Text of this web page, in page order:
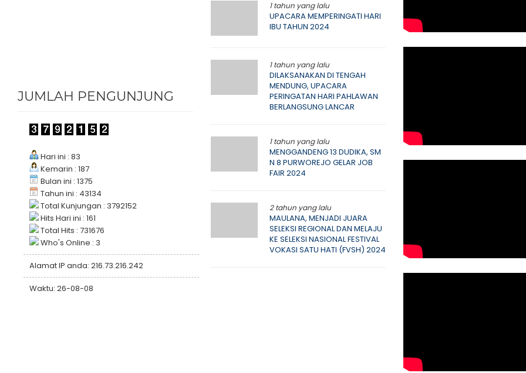
JUMLAH PENGUNJUNG
Hari ini : 83
Kemarin : 187
Bulan ini : 1375
Tahun ini : 43134
Total Kunjungan : 3792152
Hits Hari ini : 161
Total Hits : 731676
Who's Online : 3
Alamat IP anda: 216.73.216.242
Waktu: 26-08-08
1 tahun yang lalu
UPACARA MEMPERINGATI HARI
IBU TAHUN 2024
1 tahun yang lalu
DILAKSANAKAN DI TENGAH
MENDUNG, UPACARA
PERINGATAN HARI PAHLAWAN
BERLANGSUNG LANCAR
1 tahun yang lalu
MENGGANDENG 13 DUDIKA, SM
N 8 PURWOREJO GELAR JOB
FAIR 2024
2 tahun yang lalu
MAULANA, MENJADI JUARA
SELEKSI REGIONAL DAN MELAJU
KE SELEKSI NASIONAL FESTIVAL
VOKASI SATU HATI (FVSH) 2024